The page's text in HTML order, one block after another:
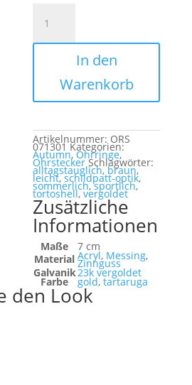
Menge
In den
Warenkorb
Artikelnummer: ORS
071301 Kategorien:
Autumn,Ohrringe,
Ohrstecker Schlagwörter:
alltagstauglich,braun,
leicht,schildpatt-optik,
sommerlich,sportlich,
tortoshell,vergoldet
Zusätzliche
Informationen
Maße
7 cm
Material Acryl, Messing,
Zinnguss
Galvanik23k vergoldet
Farbe gold, tartaruga
den Look